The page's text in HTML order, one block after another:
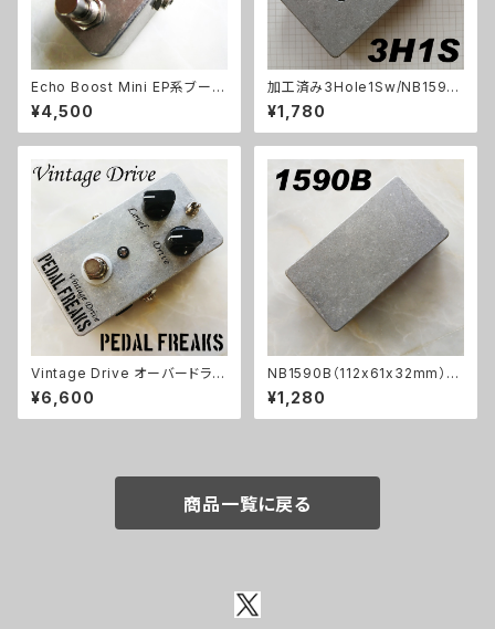
Echo Boost Mini EP系ブース
ト【BASIC KIT】
¥4,500
加工済み3Hole1Sw/NB1590
B（112x61x32mm）アルミダイ
キャストケース
¥1,780
Vintage Drive オーバードライ
ブキット【PEDAL FREAKS】
¥6,600
NB1590B（112x61x32mm）ア
ルミダイキャストケース
¥1,280
商品一覧に戻る